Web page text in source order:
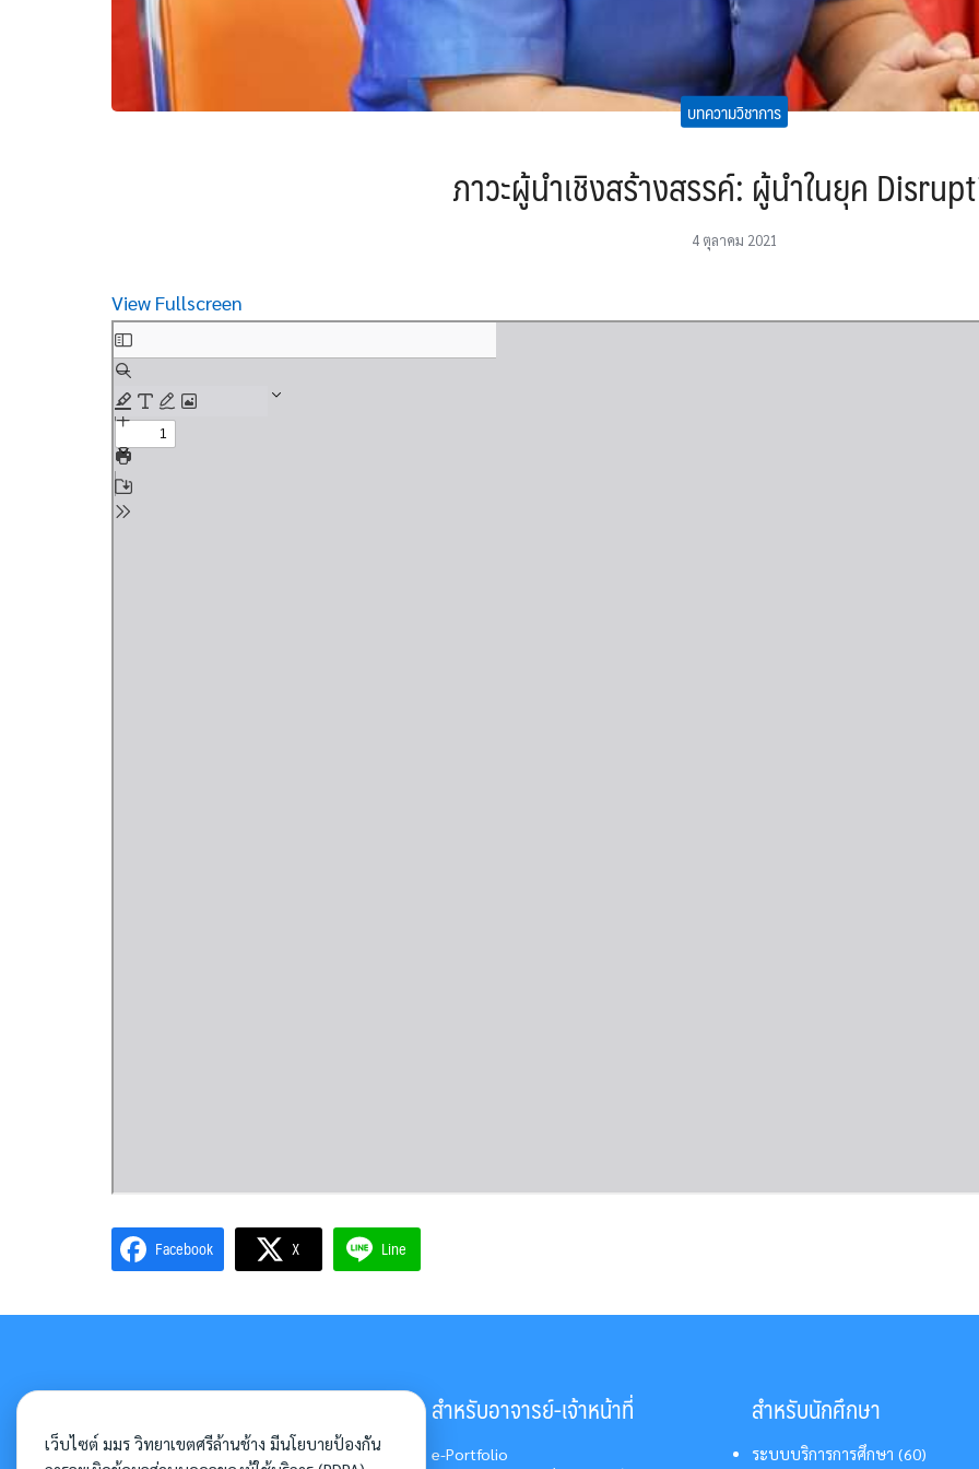
บทความวิชาการ
ภาวะผู้นำเชิงสร้างสรรค์: ผู้นำในยุค
4 ตุลาคม 2021
View Fullscreen
Skip
to
PDF
content
Facebook X Line
วิทยาเขตศรีล้านช้าง
สำหรับอาจารย์-เจ้าหน้าที่
e-Portfolio
สำหรับนักศึกษา
ระบบบริการการศึกษา (60)
เว็บไซต์ มมร วิทยาเขตศรีล้านช้าง มีนโยบายป้องกัน